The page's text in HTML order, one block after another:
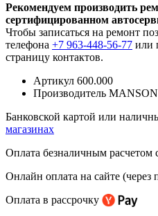
Рекомендуем производить
сертифицированном
Чтобы записаться на ремонт
телефона +7 963-448-56-77 или
страницу контактов.
Артикул 600.000
Производитель
Банковской картой или
магазинах
Оплата безналичным
Онлайн оплата на сайте
Оплата в рассрочку